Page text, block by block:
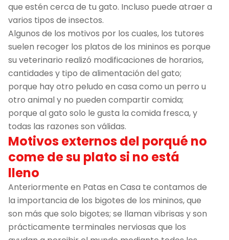
que estén cerca de tu gato. Incluso puede atraer a
varios tipos de insectos.
Algunos de los motivos por los cuales, los tutores
suelen recoger los platos de los mininos es porque
su veterinario realizó modificaciones de horarios,
cantidades y tipo de alimentación del gato;
porque hay otro peludo en casa como un perro u
otro animal y no pueden compartir comida;
porque al gato solo le gusta la comida fresca, y
todas las razones son válidas.
Motivos externos del porqué no
come de su plato si no está
lleno
Anteriormente en Patas en Casa te contamos de
la importancia de los bigotes de los mininos, que
son más que solo bigotes; se llaman vibrisas y son
prácticamente terminales nerviosas que los